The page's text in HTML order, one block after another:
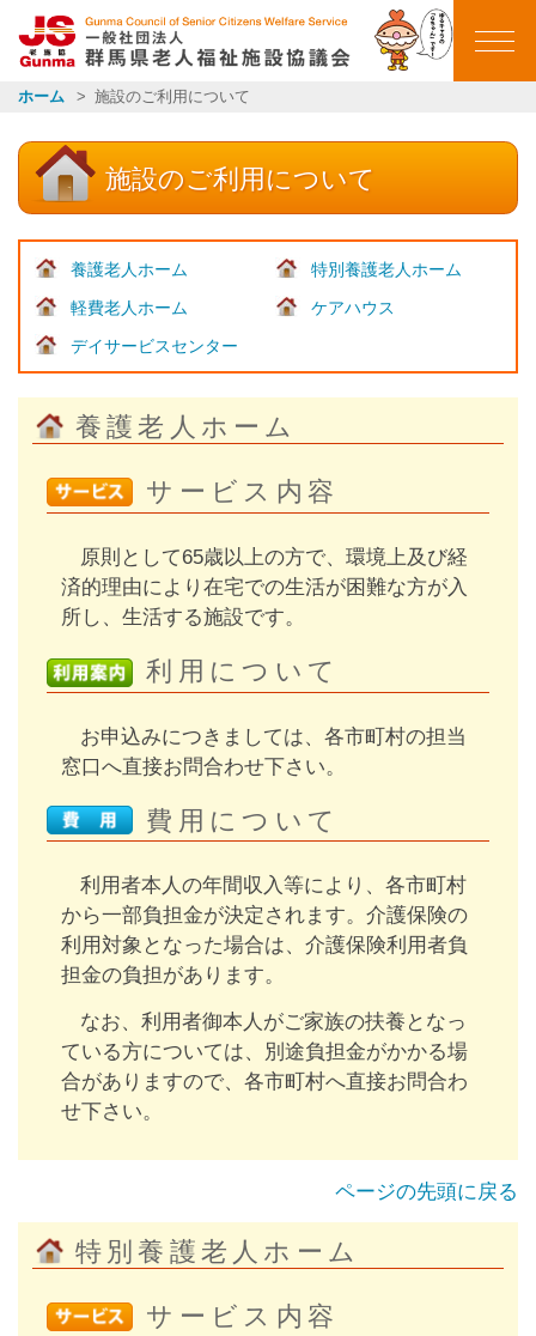
群馬県老人福祉施設
ホーム 施設のご利用について
施設のご利用について
養護老人ホーム
特別養護老人ホーム
軽費老人ホーム
ケアハウス
デイサービスセンター
養護老人ホーム
サービス内容
原則として65歳以上の方で、環境上及び経
済的理由により在宅での生活が困難な方が入
所し、生活する施設です。
利用について
お申込みにつきましては、各市町村の担当
窓口へ直接お問合わせ下さい。
費用について
利用者本人の年間収入等により、各市町村
から一部負担金が決定されます。介護保険の
利用対象となった場合は、介護保険利用者負
担金の負担があります。
なお、利用者御本人がご家族の扶養となっ
ている方については、別途負担金がかかる場
合がありますので、各市町村へ直接お問合わ
せ下さい。
ページの先頭に戻る
特別養護老人ホーム
サービス内容
ごあいさつ
会員施設一覧
イベントカレンダー
イベント報告
お知らせ一覧
リンク集
群馬県老施協について
施設のご利用案内
事務局連絡先・所在地
お問い合わせ
会員専用ページ